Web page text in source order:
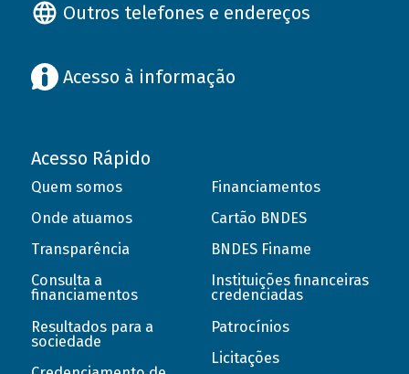
Outros telefones e endereços
Acesso à informação
Acesso Rápido
Quem somos
Onde atuamos
Transparência
Consulta a
financiamentos
Resultados para a
sociedade
Financiamentos
Cartão BNDES
BNDES Finame
Instituições financeiras
credenciadas
Patrocínios
Licitações